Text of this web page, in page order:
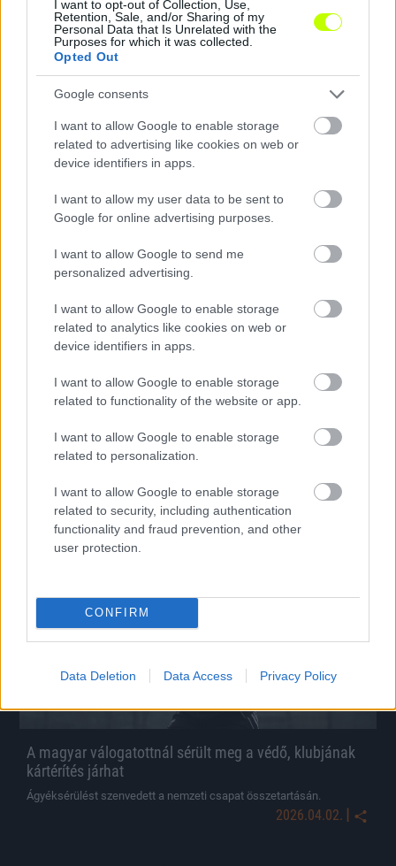
I want to opt-out of Collection, Use,
Retention, Sale, and/or Sharing of my
Personal Data that Is Unrelated with the
Purposes for which it was collected.
Opted Out
Google consents
I want to allow Google to enable storage
related to advertising like cookies on web or
device identifiers in apps.
I want to allow my user data to be sent to
Google for online advertising purposes.
I want to allow Google to send me
personalized advertising.
I want to allow Google to enable storage
related to analytics like cookies on web or
device identifiers in apps.
I want to allow Google to enable storage
related to functionality of the website or app.
I want to allow Google to enable storage
related to personalization.
I want to allow Google to enable storage
related to security, including authentication
functionality and fraud prevention, and other
user protection.
CONFIRM
Data Deletion Data Access Privacy Policy
Hosszú időre eltiltották a labdarúgót, aki megtámadta
a játékvezetőt
Elszabadultak az indulatok a megyei bajnokin.
2026.04.14.
Fejbe rúgta a bírót, 15 évre tiltották el a magyar
játékost
Ilyen súlyos esetet még a megye II-ben is ritkán látni.
A magyar válogatottnál sérült meg a védő, klubjának
kártérítés járhat
Ágyéksérülést szenvedett a nemzeti csapat összetartásán.
2026.04.02. |